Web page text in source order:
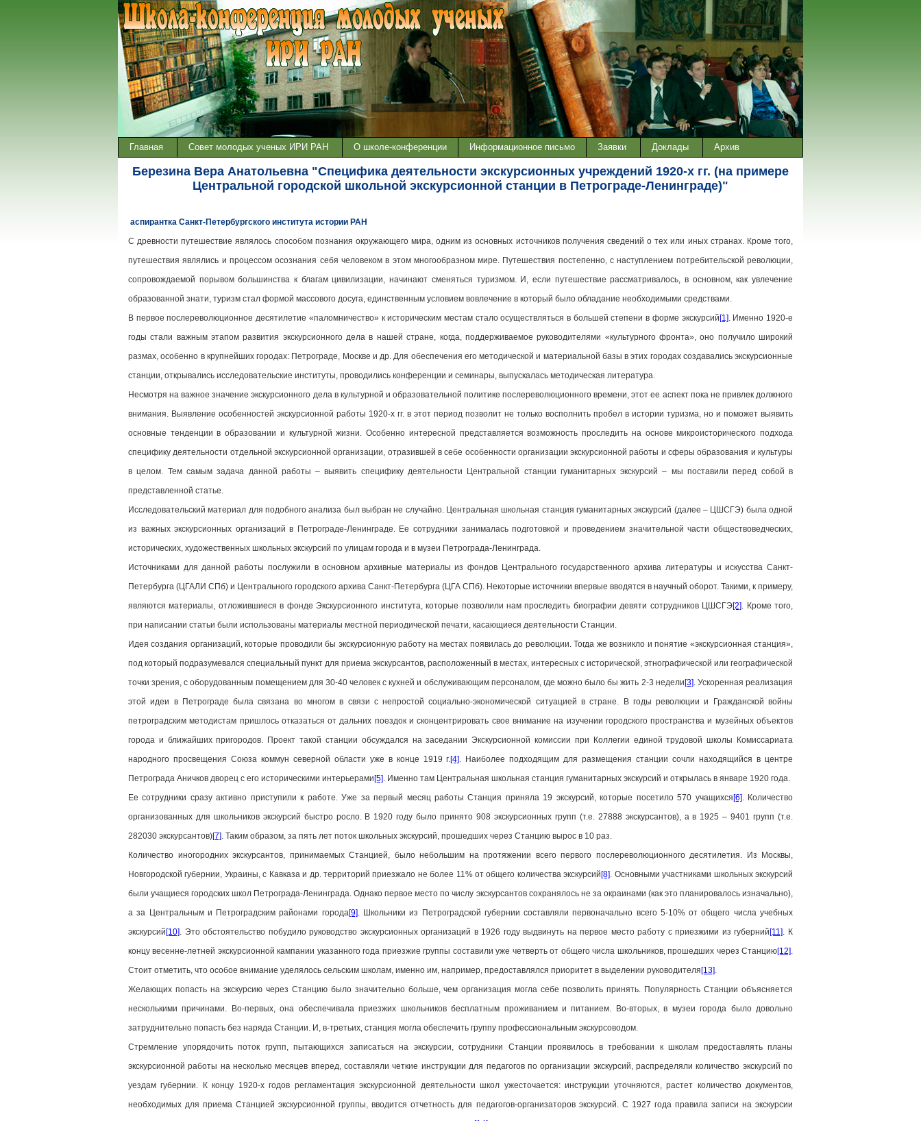
Главная Совет молодых ученых ИРИ РАН О школе-конференции Информационное письмо Заявки Доклады Архив
Березина Вера Анатольевна "Специфика деятельности экскурсионных учреждений 1920-х гг. (на примере
Центральной городской школьной экскурсионной станции в Петрограде-Ленинграде)"
аспирантка Санкт-Петербургского института истории РАН
С древности путешествие являлось способом познания окружающего мира, одним из основных источников получения сведений о тех или иных странах. Кроме того,
путешествия являлись и процессом осознания себя человеком в этом многообразном мире. Путешествия постепенно, с наступлением потребительской революции,
сопровождаемой порывом большинства к благам цивилизации, начинают сменяться туризмом. И, если путешествие рассматривалось, в основном, как увлечение
образованной знати, туризм стал формой массового досуга, единственным условием вовлечение в который было обладание необходимыми средствами.
В первое послереволюционное десятилетие «паломничество» к историческим местам стало осуществляться в большей степени в форме экскурсий[1]. Именно 1920-е
годы стали важным этапом развития экскурсионного дела в нашей стране, когда, поддерживаемое руководителями «культурного фронта», оно получило широкий
размах, особенно в крупнейших городах: Петрограде, Москве и др. Для обеспечения его методической и материальной базы в этих городах создавались экскурсионные
станции, открывались исследовательские институты, проводились конференции и семинары, выпускалась методическая литература.
Несмотря на важное значение экскурсионного дела в культурной и образовательной политике послереволюционного времени, этот ее аспект пока не привлек должного
внимания. Выявление особенностей экскурсионной работы 1920-х гг. в этот период позволит не только восполнить пробел в истории туризма, но и поможет выявить
основные тенденции в образовании и культурной жизни. Особенно интересной представляется возможность проследить на основе микроисторического подхода
специфику деятельности отдельной экскурсионной организации, отразившей в себе особенности организации экскурсионной работы и сферы образования и культуры
в целом. Тем самым задача данной работы – выявить специфику деятельности Центральной станции гуманитарных экскурсий – мы поставили перед собой в
представленной статье.
Исследовательский материал для подобного анализа был выбран не случайно. Центральная школьная станция гуманитарных экскурсий (далее – ЦШСГЭ) была одной
из важных экскурсионных организаций в Петрограде-Ленинграде. Ее сотрудники занималась подготовкой и проведением значительной части обществоведческих,
исторических, художественных школьных экскурсий по улицам города и в музеи Петрограда-Ленинграда.
Источниками для данной работы послужили в основном архивные материалы из фондов Центрального государственного архива литературы и искусства Санкт-
Петербурга (ЦГАЛИ СПб) и Центрального городского архива Санкт-Петербурга (ЦГА СПб). Некоторые источники впервые вводятся в научный оборот. Такими, к примеру,
являются материалы, отложившиеся в фонде Экскурсионного института, которые позволили нам проследить биографии девяти сотрудников ЦШСГЭ[2]. Кроме того,
при написании статьи были использованы материалы местной периодической печати, касающиеся деятельности Станции.
Идея создания организаций, которые проводили бы экскурсионную работу на местах появилась до революции. Тогда же возникло и понятие «экскурсионная станция»,
под который подразумевался специальный пункт для приема экскурсантов, расположенный в местах, интересных с исторической, этнографической или географической
точки зрения, с оборудованным помещением для 30-40 человек с кухней и обслуживающим персоналом, где можно было бы жить 2-3 недели[3]. Ускоренная реализация
этой идеи в Петрограде была связана во многом в связи с непростой социально-экономической ситуацией в стране. В годы революции и Гражданской войны
петроградским методистам пришлось отказаться от дальних поездок и сконцентрировать свое внимание на изучении городского пространства и музейных объектов
города и ближайших пригородов. Проект такой станции обсуждался на заседании Экскурсионной комиссии при Коллегии единой трудовой школы Комиссариата
народного просвещения Союза коммун северной области уже в конце 1919 г.[4]. Наиболее подходящим для размещения станции сочли находящийся в центре
Петрограда Аничков дворец с его историческими интерьерами[5]. Именно там Центральная школьная станция гуманитарных экскурсий и открылась в январе 1920 года.
Ее сотрудники сразу активно приступили к работе. Уже за первый месяц работы Станция приняла 19 экскурсий, которые посетило 570 учащихся[6]. Количество
организованных для школьников экскурсий быстро росло. В 1920 году было принято 908 экскурсионных групп (т.е. 27888 экскурсантов), а в 1925 – 9401 групп (т.е.
282030 экскурсантов)[7]. Таким образом, за пять лет поток школьных экскурсий, прошедших через Станцию вырос в 10 раз.
Количество иногородних экскурсантов, принимаемых Станцией, было небольшим на протяжении всего первого послереволюционного десятилетия. Из Москвы,
Новгородской губернии, Украины, с Кавказа и др. территорий приезжало не более 11% от общего количества экскурсий[8]. Основными участниками школьных экскурсий
были учащиеся городских школ Петрограда-Ленинграда. Однако первое место по числу экскурсантов сохранялось не за окраинами (как это планировалось изначально),
а за Центральным и Петроградским районами города[9]. Школьники из Петроградской губернии составляли первоначально всего 5-10% от общего числа учебных
экскурсий[10]. Это обстоятельство побудило руководство экскурсионных организаций в 1926 году выдвинуть на первое место работу с приезжими из губерний[11]. К
концу весенне-летней экскурсионной кампании указанного года приезжие группы составили уже четверть от общего числа школьников, прошедших через Станцию[12].
Стоит отметить, что особое внимание уделялось сельским школам, именно им, например, предоставлялся приоритет в выделении руководителя[13].
Желающих попасть на экскурсию через Станцию было значительно больше, чем организация могла себе позволить принять. Популярность Станции объясняется
несколькими причинами. Во-первых, она обеспечивала приезжих школьников бесплатным проживанием и питанием. Во-вторых, в музеи города было довольно
затруднительно попасть без наряда Станции. И, в-третьих, станция могла обеспечить группу профессиональным экскурсоводом.
Стремление упорядочить поток групп, пытающихся записаться на экскурсии, сотрудники Станции проявилось в требовании к школам предоставлять планы
экскурсионной работы на несколько месяцев вперед, составляли четкие инструкции для педагогов по организации экскурсий, распределяли количество экскурсий по
уездам губернии. К концу 1920-х годов регламентация экскурсионной деятельности школ ужесточается: инструкции уточняются, растет количество документов,
необходимых для приема Станцией экскурсионной группы, вводится отчетность для педагогов-организаторов экскурсий. С 1927 года правила записи на экскурсии